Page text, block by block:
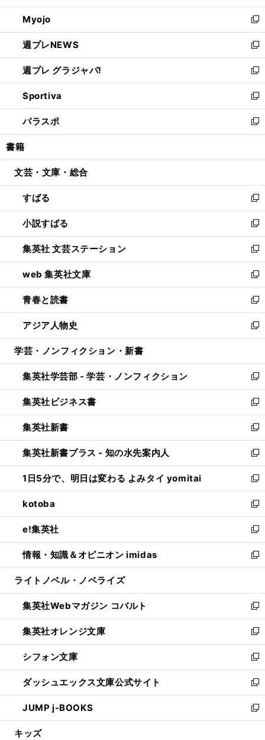
開
く
ウ
で
開
く
ン
ド
ウ
で
開
く
ウ
ィ
ン
ド
ウ
で
開
く
Myojo
新
し
い
ウ
ィ
ン
ド
ウ
で
開
週プレNEWS
新
し
い
ウ
ィ
ン
ド
ウ
開
週プレ グラジャパ!
新
し
い
ウ
ィ
ン
ウ
開
く
Sportiva
新
し
い
ウ
ン
ウ
で
開
く
パラスポ
新
し
ウ
ン
ド
ウ
で
開
く
書籍
文芸・文庫・総合
すばる
新
し
い
ウ
ィ
ン
ド
ウ
で
開
く
小説すばる
新
し
い
ウ
ィ
ン
ド
ウ
で
開
集英社 文芸ステーション
新
し
い
ウ
ィ
ン
ド
ウ
開
く
web 集英社文庫
新
し
い
ウ
ィ
ン
ウ
で
開
く
青春と読書
新
し
い
ウ
ン
ド
ウ
で
開
く
アジア人物史
新
し
ウ
ィ
ン
ド
ウ
で
開
く
学芸・ノンフィクション・新書
集英社学芸部 - 学芸・ノンフィクション
新
し
い
ウ
ィ
ン
ド
ウ
で
開
く
集英社ビジネス書
新
し
い
ウ
ィ
ン
ド
ウ
で
開
く
集英社新書
新
し
い
ウ
ィ
ン
ド
ウ
で
開
く
集英社新書プラス - 知の水先案内人
新
し
い
ウ
ィ
ン
ド
ウ
で
開
1日5分で、明日は変わる よみタイ yomitai
新
し
い
ウ
ィ
ン
ド
ウ
開
く
kotoba
新
し
い
ウ
ィ
ン
ウ
で
開
く
e!集英社
新
し
い
ウ
ン
ド
ウ
で
開
く
情報・知識＆オピニオン imidas
新
し
ウ
ィ
ン
ド
ウ
で
開
く
ライトノベル・ノベライズ
集英社Webマガジン コバルト
新
し
い
ウ
ィ
ン
ド
ウ
で
開
集英社オレンジ文庫
新
し
い
ウ
ィ
ン
ド
ウ
シフォン文庫
新
し
い
ウ
ィ
ン
ダッシュエックス文庫公式サイト
新
し
い
ウ
JUMP j-BOOKS
新
し
キッズ